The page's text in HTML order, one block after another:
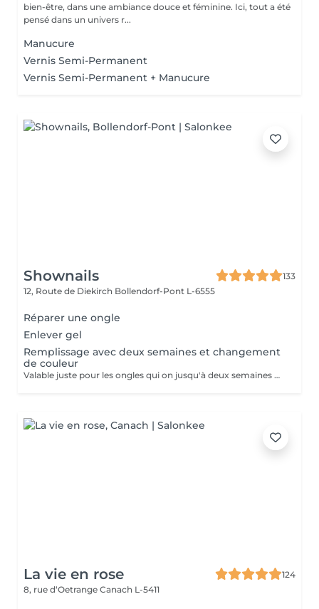
bien-être, dans une ambiance douce et féminine. Ici, tout a été
pensé dans un univers r...
Manucure
Vernis Semi-Permanent
Vernis Semi-Permanent + Manucure
Shownails
133
12, Route de Diekirch Bollendorf-Pont L-6555
Réparer une ongle
Enlever gel
Remplissage avec deux semaines et changement
de couleur
Valable juste pour les ongles qui on jusqu'à deux semaines de repousse. À partir de la faudrait faire poser complète.
La vie en rose
124
8, rue d‘Oetrange Canach L-5411